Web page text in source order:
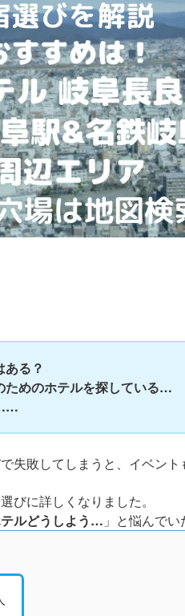
ある？
ためのホテルを探している…
失敗してしまうと、イベント
びに詳しくなりました。
ルどうしよう… 」と悩んで